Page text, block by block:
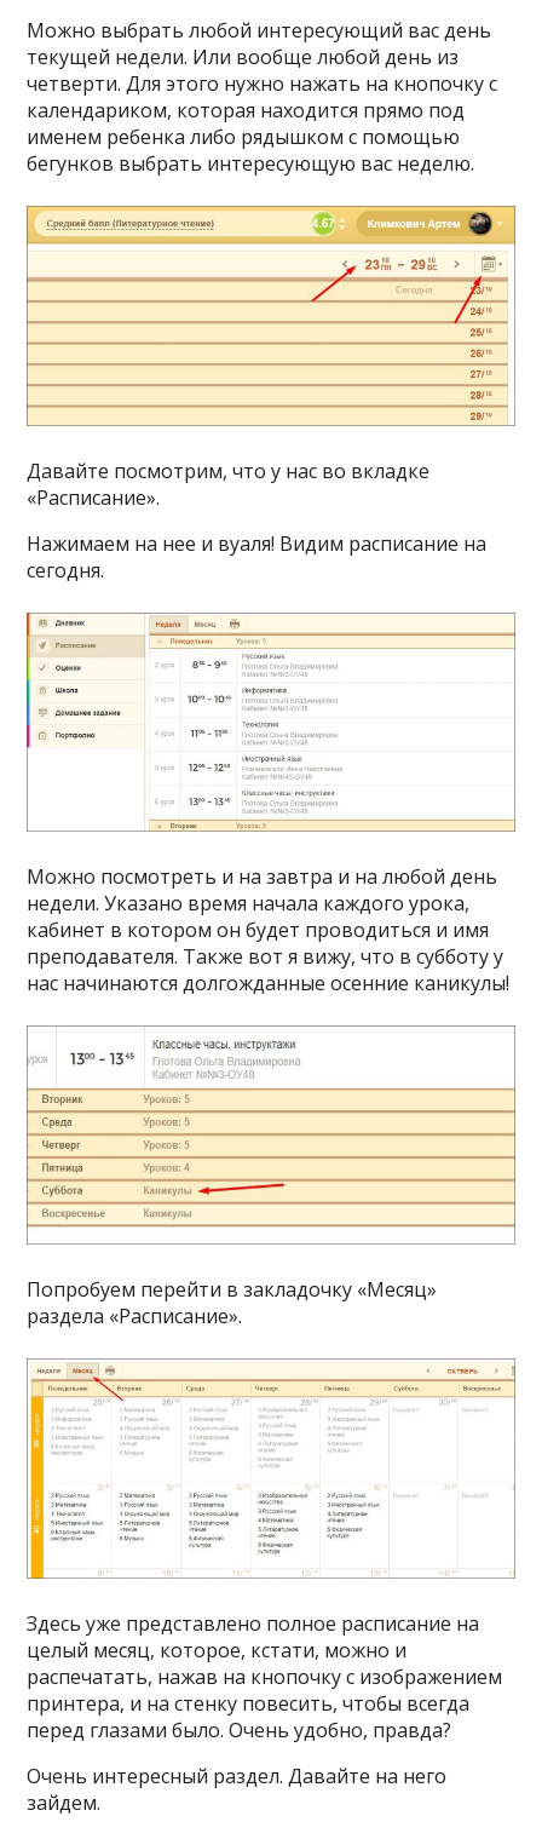
Можно выбрать любой интересующий вас день
текущей недели. Или вообще любой день из
четверти. Для этого нужно нажать на кнопочку с
календариком, которая находится прямо под
именем ребенка либо рядышком с помощью
бегунков выбрать интересующую вас неделю.
Давайте посмотрим, что у нас во вкладке
«Расписание».
Нажимаем на нее и вуаля! Видим расписание на
сегодня.
Можно посмотреть и на завтра и на любой день
недели. Указано время начала каждого урока,
кабинет в котором он будет проводиться и имя
преподавателя. Также вот я вижу, что в субботу у
нас начинаются долгожданные осенние каникулы!
Попробуем перейти в закладочку «Месяц»
раздела «Расписание».
Здесь уже представлено полное расписание на
целый месяц, которое, кстати, можно и
распечатать, нажав на кнопочку с изображением
принтера, и на стенку повесить, чтобы всегда
перед глазами было. Очень удобно, правда?
Очень интересный раздел. Давайте на него
зайдем.